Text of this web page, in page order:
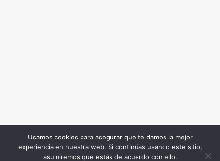
Todos los Derechos Reservados. Somos Noticia COL
Usamos cookies para asegurar que te damos la mejor
experiencia en nuestra web. Si continúas usando este sitio,
asumiremos que estás de acuerdo con ello.